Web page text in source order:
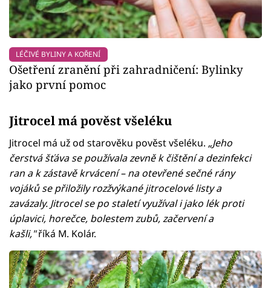
LÉČIVÉ BYLINY A KOŘENÍ
Ošetření zranění při zahradničení: Bylinky
jako první pomoc
Jitrocel má pověst všeléku
Jitrocel má už od starověku pověst všeléku. „Jeho
čerstvá šťáva se používala zevně k čištění a dezinfekci
ran a k zástavě krvácení – na otevřené sečné rány
vojáků se přiložily rozžvýkané jitrocelové listy a
zavázaly. Jitrocel se po staletí využíval i jako lék proti
úplavici, horečce, bolestem zubů, začervení a
kašli,"říká M. Kolár.